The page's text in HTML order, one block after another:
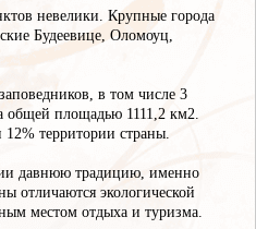
невелики. Крупные города
Будеевице, Оломоуц,
в том числе 3
общей площадью 1111,2 км2.
территории страны.
давнюю традицию, именно
отличаются экологической
местом отдыха и туризма.